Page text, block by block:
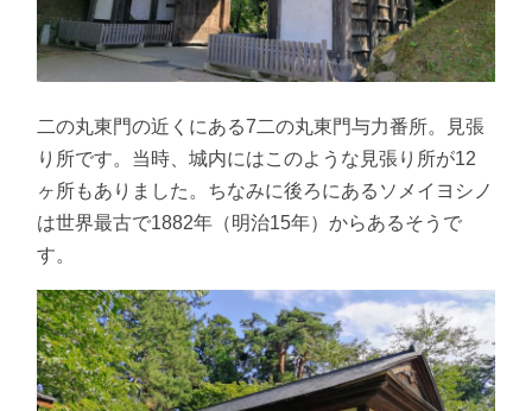
二の丸東門の近くにある7二の丸東門与力番所。見張
り所です。当時、城内にはこのような見張り所が12
ヶ所もありました。ちなみに後ろにあるソメイヨシノ
は世界最古で1882年（明治15年）からあるそうで
す。